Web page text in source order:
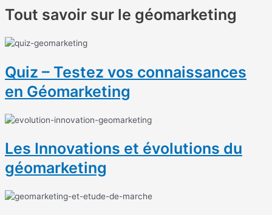
Tout savoir sur le géomarketing
Quiz – Testez vos connaissances
en Géomarketing
Les Innovations et évolutions du
géomarketing